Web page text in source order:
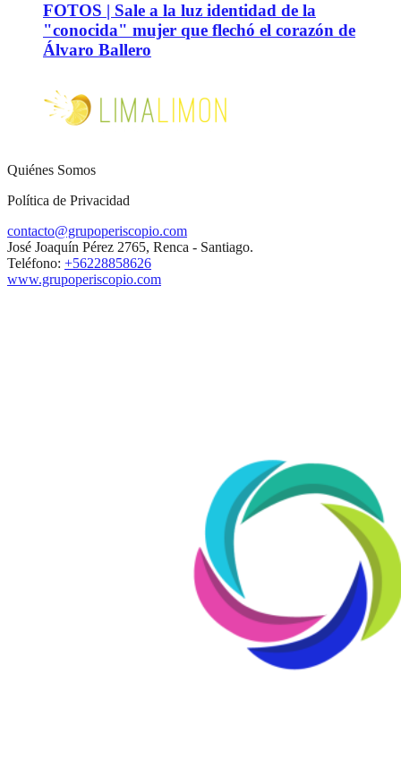
FOTOS | Sale a la luz identidad de la
"conocida" mujer que flechó el corazón de
Álvaro Ballero
Quiénes Somos
Política de Privacidad
contacto@grupoperiscopio.com
José Joaquín Pérez 2765, Renca - Santiago.
Teléfono: +56228858626
www.grupoperiscopio.com